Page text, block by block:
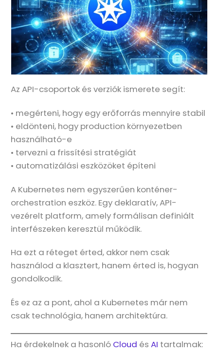
Az API-csoportok és verziók ismerete segít:
• megérteni, hogy egy erőforrás mennyire stabil
• eldönteni, hogy production környezetben
használható-e
• tervezni a frissítési stratégiát
• automatizálási eszközöket építeni
A Kubernetes nem egyszerűen konténer-
orchestration eszköz. Egy deklaratív, API-
vezérelt platform, amely formálisan definiált
interfészeken keresztül működik.
Ha ezt a réteget érted, akkor nem csak
használod a klasztert, hanem érted is, hogyan
gondolkodik.
És ez az a pont, ahol a Kubernetes már nem
csak technológia, hanem architektúra.
Ha érdekelnek a hasonló Cloud ésAI tartalmak: